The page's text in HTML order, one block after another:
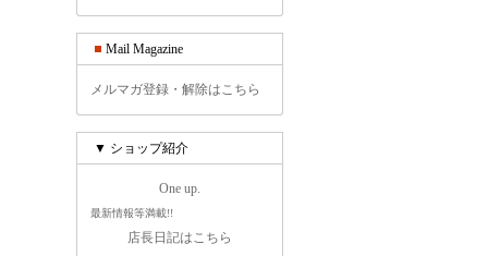
Mail Magazine
メルマガ登録・解除はこちら
▼ ショップ紹介
One up.
最新情報等満載!!
店長日記はこちら